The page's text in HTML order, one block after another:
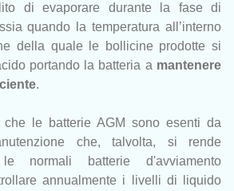
di evaporare durante la fase di
quando la temperatura all’interno
della quale le bollicine prodotte si
portando la batteria a mantenere
.
le batterie AGM sono esenti da
che, talvolta, si rende
normali batterie d'avviamento
annualmente i livelli di liquido